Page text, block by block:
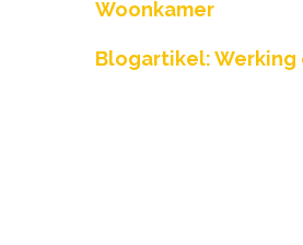
Woonkamer
Blogartikel: